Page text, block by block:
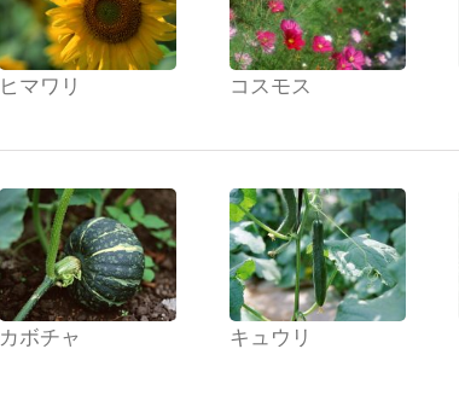
ヒマワリ コスモス
カボチャ キュウリ